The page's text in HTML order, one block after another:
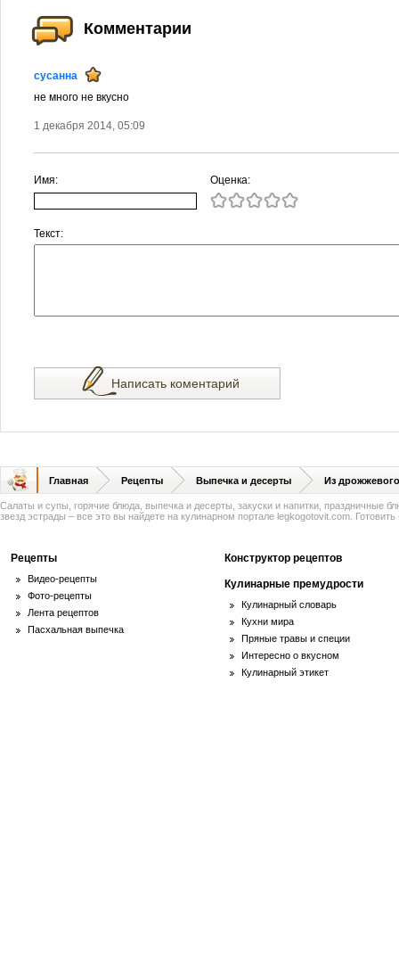
Комментарии
сусанна
не много не вкусно
1 декабря 2014, 05:09
Имя: Оценка:
Текст:
Написать коментарий
Главная Рецепты Выпечка и десерты Из дрожжевого
Салаты и супы, горячие блюда, выпечка и десерты, закуски и напитки, праздничные
звезд эстрады – все это вы найдете на кулинарном портале legkogotovit.com. Готовить
Рецепты
Видео-рецепты
Фото-рецепты
Лента рецептов
Пасхальная выпечка
Конструктор рецептов
Кулинарные премудрости
Кулинарный словарь
Кухни мира
Пряные травы и специи
Интересно о вкусном
Кулинарный этикет